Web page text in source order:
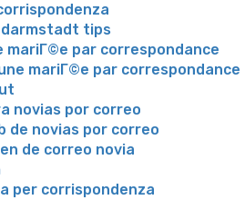
tips
par correspondance
mariГ©e par correspondance
novias por correo
de novias por correo
de correo novia
per corrispondenza